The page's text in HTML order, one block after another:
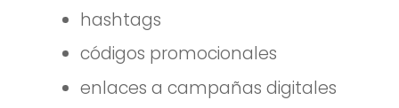
hashtags
códigos promocionales
enlaces a campañas digitales